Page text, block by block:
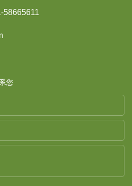
58665611
您